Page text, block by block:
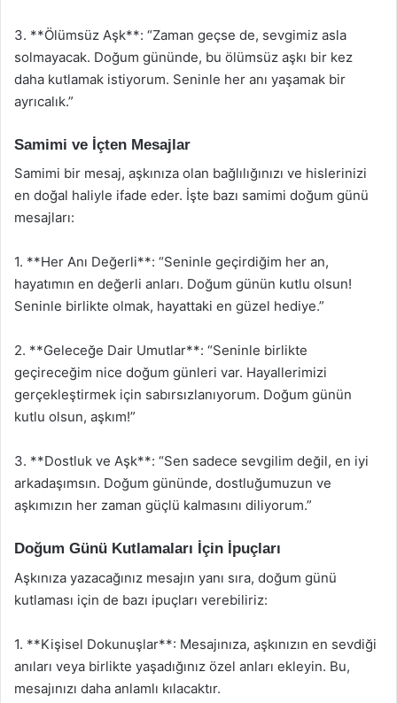
3. **Ölümsüz Aşk**: “Zaman geçse de, sevgimiz asla
solmayacak. Doğum gününde, bu ölümsüz aşkı bir kez
daha kutlamak istiyorum. Seninle her anı yaşamak bir
ayrıcalık.”
Samimi ve İçten Mesajlar
Samimi bir mesaj, aşkınıza olan bağlılığınızı ve hislerinizi
en doğal haliyle ifade eder. İşte bazı samimi doğum günü
mesajları:
1. **Her Anı Değerli**: “Seninle geçirdiğim her an,
hayatımın en değerli anları. Doğum günün kutlu olsun!
Seninle birlikte olmak, hayattaki en güzel hediye.”
2. **Geleceğe Dair Umutlar**: “Seninle birlikte
geçireceğim nice doğum günleri var. Hayallerimizi
gerçekleştirmek için sabırsızlanıyorum. Doğum günün
kutlu olsun, aşkım!”
3. **Dostluk ve Aşk**: “Sen sadece sevgilim değil, en iyi
arkadaşımsın. Doğum gününde, dostluğumuzun ve
aşkımızın her zaman güçlü kalmasını diliyorum.”
Doğum Günü Kutlamaları İçin İpuçları
Aşkınıza yazacağınız mesajın yanı sıra, doğum günü
kutlaması için de bazı ipuçları verebiliriz:
1. **Kişisel Dokunuşlar**: Mesajınıza, aşkınızın en sevdiği
anıları veya birlikte yaşadığınız özel anları ekleyin. Bu,
mesajınızı daha anlamlı kılacaktır.